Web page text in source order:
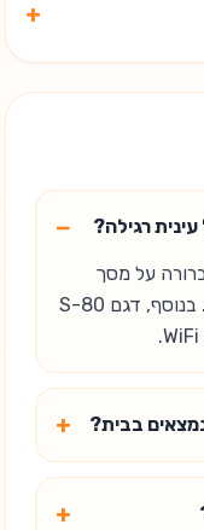
+
רגילה? −
על מסך
LCD, במקום להציץ דרך עינית קטנה. בנוסף, דגם S-80
בבית? +
+